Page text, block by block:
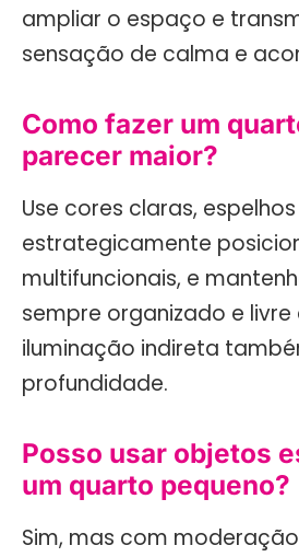
ampliar o espaço e
sensação de calma e
Como fazer um
parecer maior?
Use cores claras, espelhos
estrategicamente
multifuncionais, e
sempre organizado e livre
iluminação indireta
profundidade.
Posso usar objetos
um quarto pequeno?
Sim, mas com